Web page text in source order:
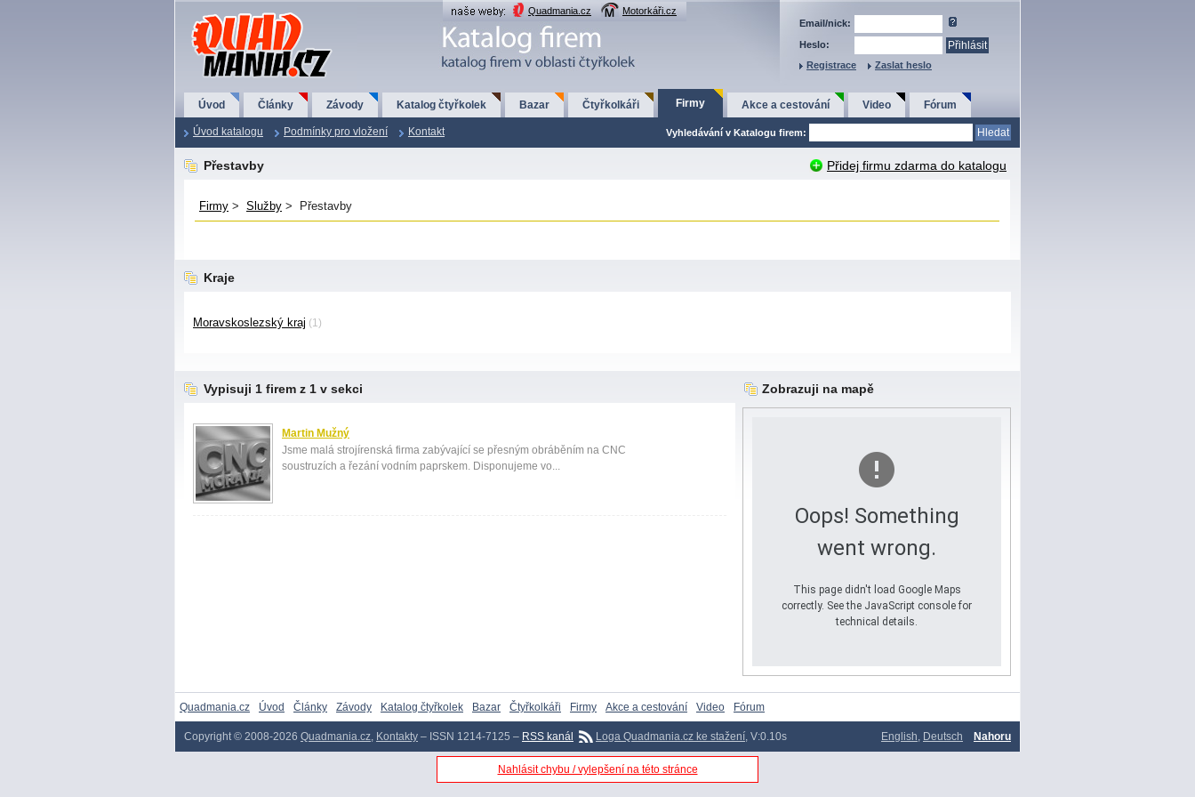
QuadMania.cz Quadmania.cz
Motorkáři.cz
Email/nick:
Heslo:
Registrace
Zaslat heslo
Úvod Články Závody Katalog čtyřkolek Bazar Čtyřkolkáři Firmy Akce a cestování Video Fórum
Úvod katalogu Podmínky pro vložení Kontakt Vyhledávání v Katalogu firem:
Přestavby Přidej firmu zdarma do katalogu
Firmy > Služby > Přestavby
Kraje
Moravskoslezský kraj (1)
Vypisuji 1 firem z 1 v sekci Zobrazuji na mapě
Martin Mužný
Jsme malá strojírenská firma zabývající se přesným obráběním na CNC
soustruzích a řezání vodním paprskem. Disponujeme vo...
Oops! Something
went wrong.
This page didn't load Google Maps
correctly. See the JavaScript console for
technical details.
Quadmania.cz Úvod Články Závody Katalog čtyřkolek Bazar Čtyřkolkáři Firmy Akce a cestování Video Fórum
English, Deutsch Nahoru
Copyright © 2008-2026 Quadmania.cz, Kontakty – ISSN 1214-7125 – RSS kanál Loga Quadmania.cz ke stažení, V:0.10s
Nahlásit chybu / vylepšení na této stránce